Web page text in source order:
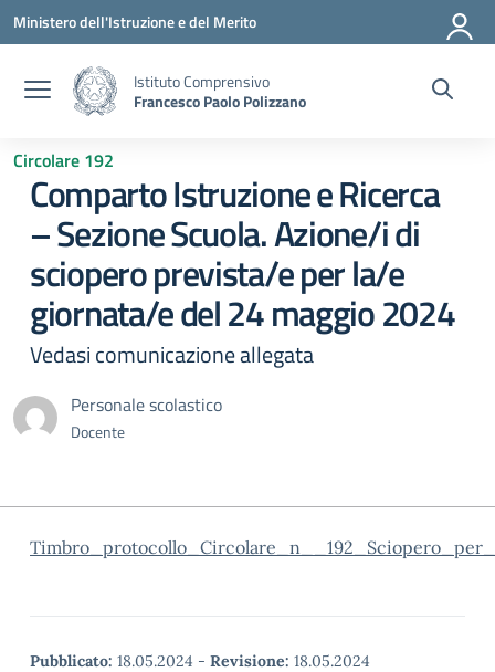
Vai ai contenuti
Vai al menu di navigazione
Vai al footer
Ministero dell'Istruzione e del Merito
Istituto Comprensivo
Francesco Paolo Polizzano
Circolare 192
Comparto Istruzione e Ricerca
– Sezione Scuola. Azione/i di
sciopero prevista/e per la/e
giornata/e del 24 maggio 2024
Vedasi comunicazione allegata
Personale scolastico
Docente
Pubblicato: 18.05.2024 - Revisione: 18.05.2024